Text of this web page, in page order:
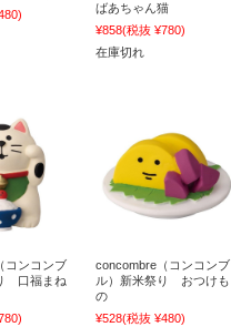
ばあちゃん猫
¥858(税抜 ¥780)
在庫切れ
コンコンブ
口福まね
concombre（コンコンブ
ル）新米祭り おつけも
の
¥528(税抜 ¥480)